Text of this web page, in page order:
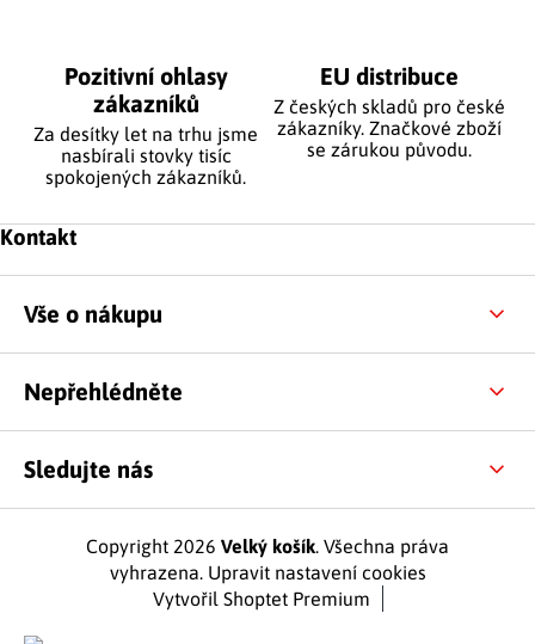
Pozitivní ohlasy
zákazníků
Za desítky let na trhu jsme
nasbírali stovky tisíc
spokojených zákazníků.
EU distribuce
Z českých skladů pro české
zákazníky. Značkové zboží
se zárukou původu.
Zápatí
Kontakt
Vše o nákupu
Nepřehlédněte
Sledujte nás
Vytvořil Shoptet Premium
Copyright 2026 Velký košík. Všechna práva
vyhrazena. Upravit nastavení cookies